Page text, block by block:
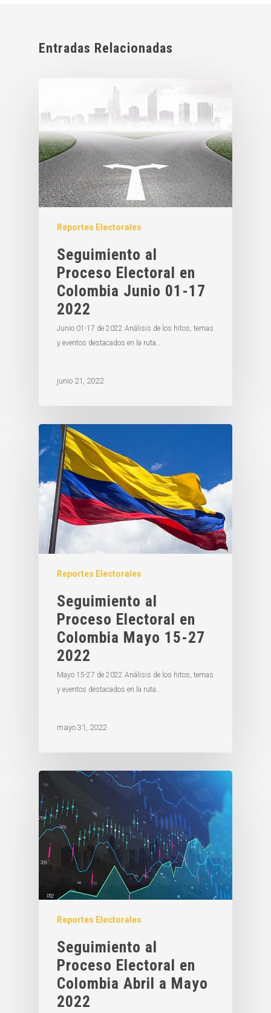
Entradas Relacionadas
Reportes Electorales
Seguimiento al
Proceso Electoral en
Colombia Junio 01-17
2022
Junio 01-17 de 2022 Análisis de los hitos, temas
y eventos destacados en la ruta…
junio 21, 2022
Reportes Electorales
Seguimiento al
Proceso Electoral en
Colombia Mayo 15-27
2022
Mayo 15-27 de 2022 Análisis de los hitos, temas
y eventos destacados en la ruta…
mayo 31, 2022
Reportes Electorales
Seguimiento al
Proceso Electoral en
Colombia Abril a Mayo
2022